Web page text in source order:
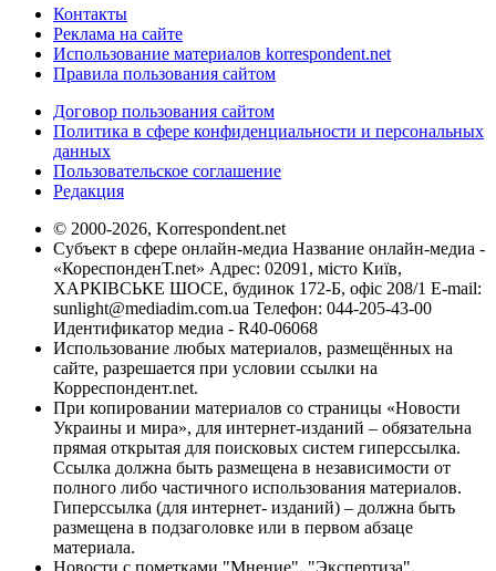
Контакты
Реклама на сайте
Использование материалов korrespondent.net
Правила пользования сайтом
Договор пользования сайтом
Политика в сфере конфиденциальности и персональных
данных
Пользовательское соглашение
Редакция
© 2000-2026, Korrespondent.net
Субъект в сфере онлайн-медиа Название онлайн-медиа -
«КореспонденТ.net» Адрес: 02091, місто Київ,
ХАРКІВСЬКЕ ШОСЕ, будинок 172-Б, офіс 208/1 E-mail:
sunlight@mediadim.com.ua Телефон: 044-205-43-00
Идентификатор медиа - R40-06068
Использование любых материалов, размещённых на
сайте, разрешается при условии ссылки на
Корреспондент.net.
При копировании материалов со страницы «Новости
Украины и мира», для интернет-изданий – обязательна
прямая открытая для поисковых систем гиперссылка.
Ссылка должна быть размещена в независимости от
полного либо частичного использования материалов.
Гиперссылка (для интернет- изданий) – должна быть
размещена в подзаголовке или в первом абзаце
материала.
Новости с пометками "Мнение", "Экспертиза",